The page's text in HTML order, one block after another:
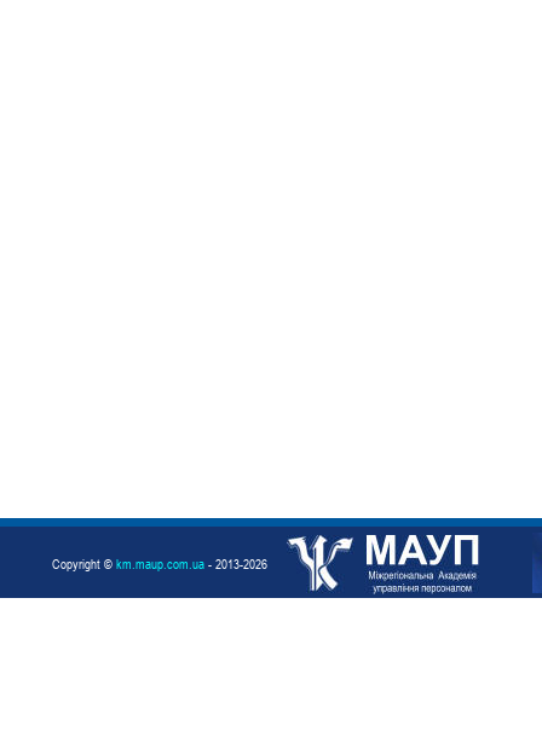
Copyright © km.maup.com.ua - 2013-2026